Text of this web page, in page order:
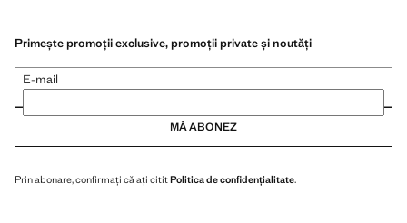
Primește promoții exclusive, promoții private și noutăți
E-mail
MĂ ABONEZ
Prin abonare, confirmați că ați cititPolitica de confidențialitate.